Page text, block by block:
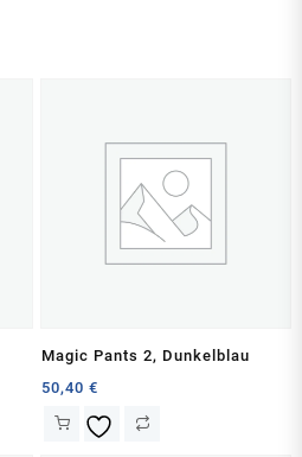
Magic Pants 2, Dunkelblau
50,40€